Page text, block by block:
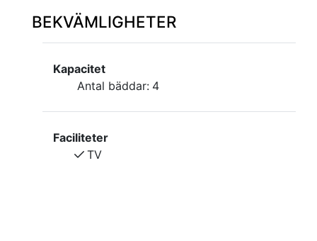
BEKVÄMLIGHETER
Kapacitet
Antal bäddar: 4
Faciliteter
TV